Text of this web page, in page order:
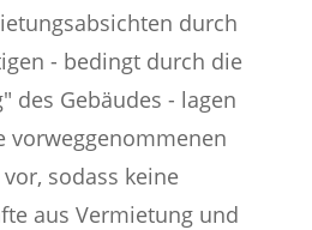
durch
- bedingt durch die
des Gebäudes - lagen
vorweggenommenen
sodass keine
aus Vermietung und